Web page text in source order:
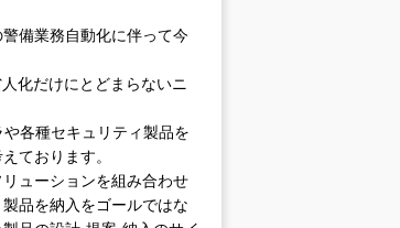
備業務自動化に伴って今
化だけにとどまらないニ
各種セキュリティ製品を
ております。
ューションを組み合わせ
品を納入をゴールではな